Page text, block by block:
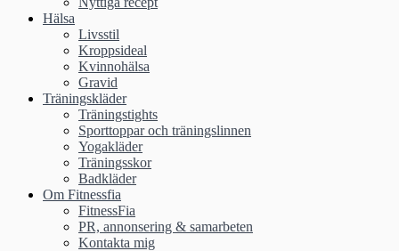
Hälsa
Livsstil
Kroppsideal
Kvinnohälsa
Gravid
Träningskläder
Träningstights
Sporttoppar och träningslinnen
Yogakläder
Träningsskor
Badkläder
Om Fitnessfia
FitnessFia
PR, annonsering & samarbeten
Kontakta mig